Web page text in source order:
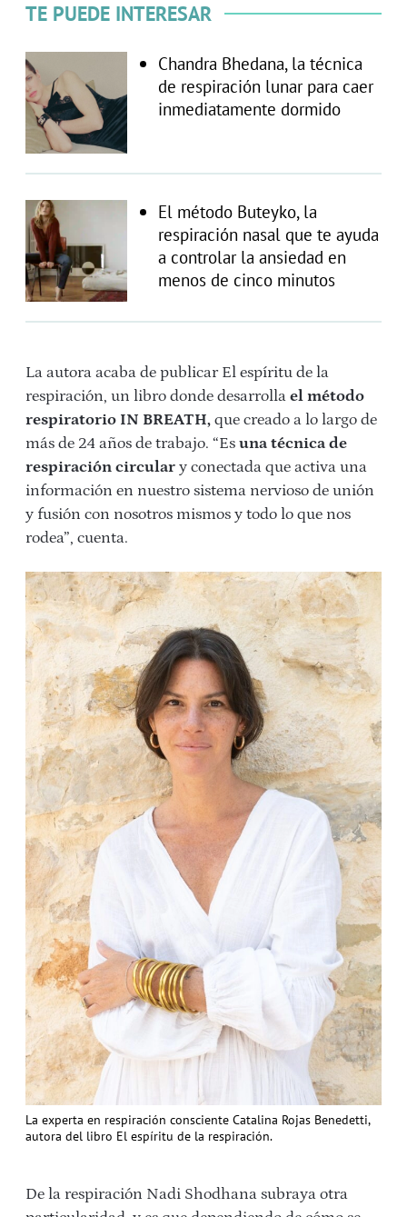
TE PUEDE INTERESAR
Chandra Bhedana, la técnica
de respiración lunar para caer
inmediatamente dormido
El método Buteyko, la
respiración nasal que te ayuda
a controlar la ansiedad en
menos de cinco minutos
La autora acaba de publicar El espíritu de la
respiración, un libro donde desarrolla el método
respiratorio IN BREATH, que creado a lo largo de
más de 24 años de trabajo. “Es una técnica de
respiración circular y conectada que activa una
información en nuestro sistema nervioso de unión
y fusión con nosotros mismos y todo lo que nos
rodea”, cuenta.
La experta en respiración consciente Catalina Rojas Benedetti,
autora del libro El espíritu de la respiración.
De la respiración Nadi Shodhana subraya otra